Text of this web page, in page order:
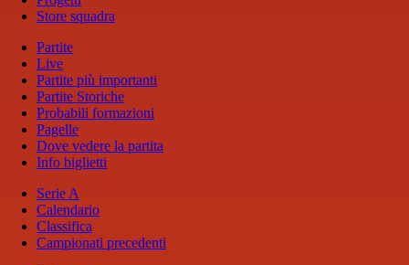
Store squadra
Partite
Live
Partite più importanti
Partite Storiche
Probabili formazioni
Pagelle
Dove vedere la partita
Info biglietti
Serie A
Calendario
Classifica
Campionati precedenti